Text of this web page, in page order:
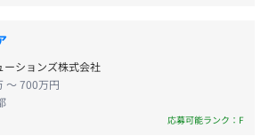
マシンを貸与いたします。
モリ：8G、HDD：500G程度の
ーションズ株式会社
〜 700万円
応募可能ランク：F